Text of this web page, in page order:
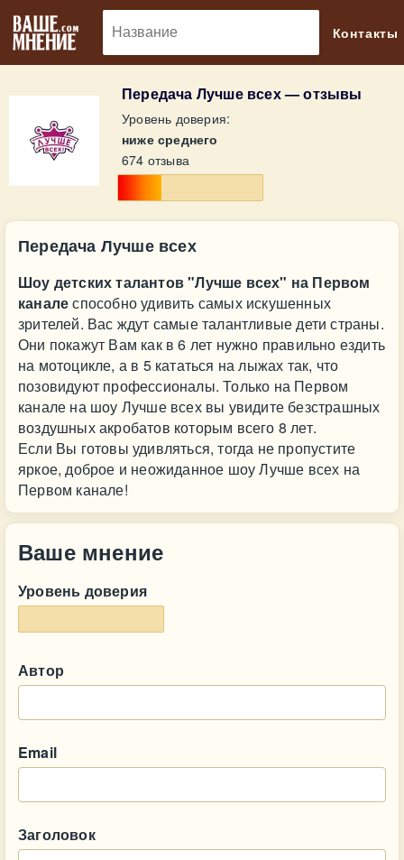
Контакты
Передача Лучше всех — отзывы
Уровень доверия:
ниже среднего
674 отзыва
Передача Лучше всех
Шоу детских талантов "Лучше всех" на Первом
каналеспособно удивить самых искушенных
зрителей. Вас ждут самые талантливые дети страны.
Они покажут Вам как в 6 лет нужно правильно ездить
на мотоцикле, а в 5 кататься на лыжах так, что
позовидуют профессионалы. Только на Первом
канале на шоу Лучше всех вы увидите безстрашных
воздушных акробатов которым всего 8 лет.
Если Вы готовы удивляться, тогда не пропустите
яркое, доброе и неожиданное шоу Лучше всех на
Первом канале!
Ваше мнение
Уровень доверия
Автор
Email
Заголовок